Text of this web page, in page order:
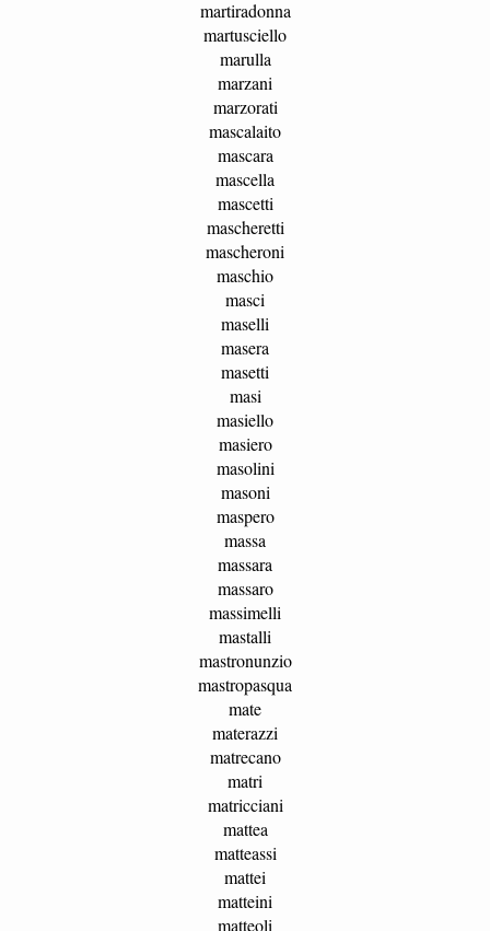
martiradonna
martusciello
marulla
marzani
marzorati
mascalaito
mascara
mascella
mascetti
mascheretti
mascheroni
maschio
masci
maselli
masera
masetti
masi
masiello
masiero
masolini
masoni
maspero
massa
massara
massaro
massimelli
mastalli
mastronunzio
mastropasqua
mate
materazzi
matrecano
matri
matricciani
mattea
matteassi
mattei
matteini
matteoli